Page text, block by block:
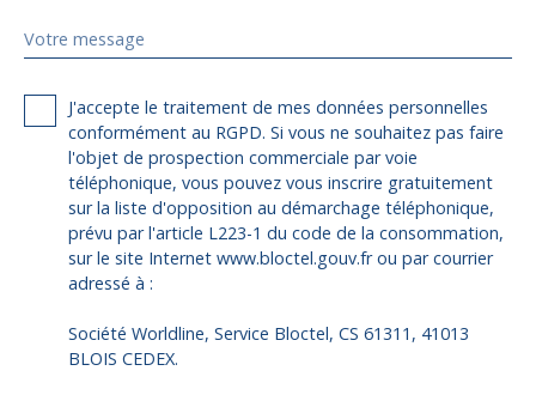
Votre message
J'accepte le traitement de mes données personnelles
conformément au RGPD. Si vous ne souhaitez pas faire
l'objet de prospection commerciale par voie
téléphonique, vous pouvez vous inscrire gratuitement
sur la liste d'opposition au démarchage téléphonique,
prévu par l'article L223-1 du code de la consommation,
sur le site Internet www.bloctel.gouv.fr ou par courrier
adressé à :
Société Worldline, Service Bloctel, CS 61311, 41013
BLOIS CEDEX.